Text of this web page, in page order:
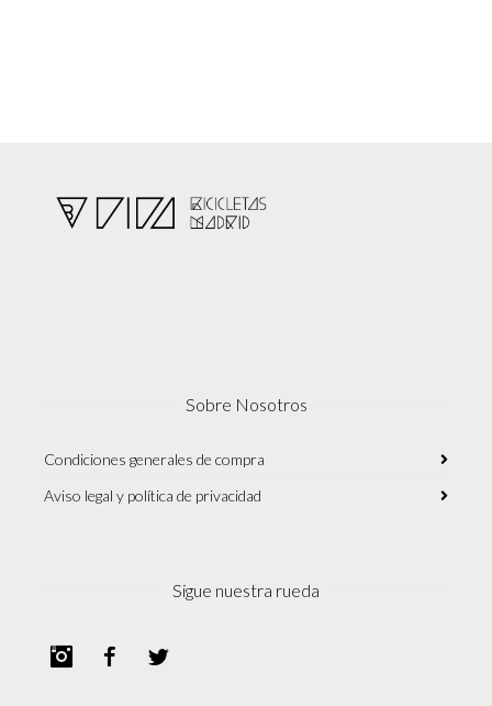
Sobre Nosotros
Condiciones generales de compra
Aviso legal y política de privacidad
Sigue nuestra rueda
InstagramFacebook